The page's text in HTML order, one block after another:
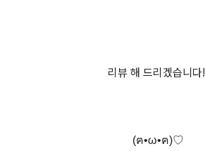
리뷰 해 드리겠습니다!
(ฅ•ω•ฅ)♡